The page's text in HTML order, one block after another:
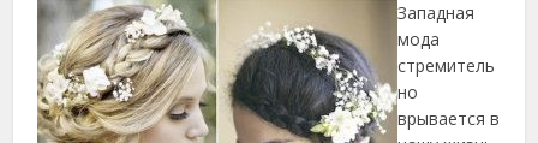
Западная
мода
стремитель
но
врывается в